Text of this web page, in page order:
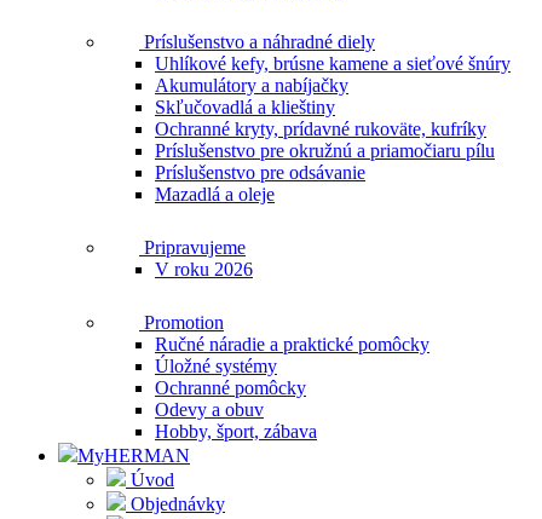
Príslušenstvo a náhradné diely
Uhlíkové kefy, brúsne kamene a sieťové šnúry
Akumulátory a nabíjačky
Skľučovadlá a klieštiny
Ochranné kryty, prídavné rukoväte, kufríky
Príslušenstvo pre okružnú a priamočiaru pílu
Príslušenstvo pre odsávanie
Mazadlá a oleje
Pripravujeme
V roku 2026
Promotion
Ručné náradie a praktické pomôcky
Úložné systémy
Ochranné pomôcky
Odevy a obuv
Hobby, šport, zábava
MyHERMAN
Úvod
Objednávky